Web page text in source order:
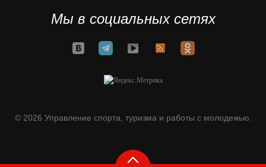
Мы в социальных сетях
© 2026 Управление спорта, туризма и работы с молодежью.